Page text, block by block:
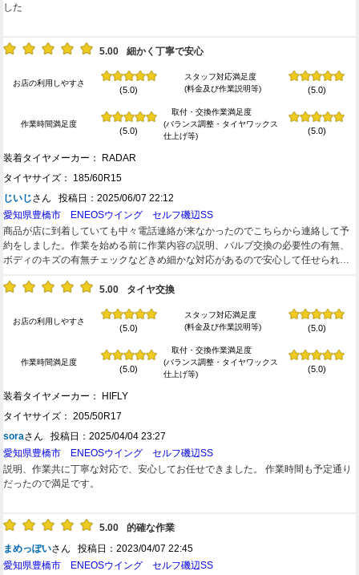
した
5.00 細かく丁寧で安心
お店の利用しやすさ
(5.0)
スタッフ対応満足度
(料金及び作業説明等)
(5.0)
作業時間満足度
(5.0)
取付・交換作業満足度
(バランス調整・タイヤワックス
仕上げ等)
(5.0)
装着タイヤメーカー： RADAR
タイヤサイズ： 185/60R15
じいじさん 投稿日：2025/06/07 22:12
愛知県豊橋市 ENEOSウイング セルフ磯辺SS
商品が店に到着していても中々電話連絡が来なかったのでこちらから連絡して予
約をしました。作業を始める前に作業内容の説明、バルブ交換の必要性の有無、
ボディのキズの有無チェックなどきめ細かな対応があるので安心して任せられま
のか、客の立会の下、全ナットをトルクレンチで再度締めて見せるというパフォ
記載の統一価格より安く、気分よく納得の上で支払いが出来ました。今回は外国
人の方が対応してくれましたが、頭が低く丁寧で気持ちが良かったです。次の時
5.00 タイヤ交換
お店の利用しやすさ
(5.0)
スタッフ対応満足度
(料金及び作業説明等)
(5.0)
作業時間満足度
(5.0)
取付・交換作業満足度
(バランス調整・タイヤワックス
仕上げ等)
(5.0)
装着タイヤメーカー： HIFLY
タイヤサイズ： 205/50R17
soraさん 投稿日：2025/04/04 23:27
愛知県豊橋市 ENEOSウイング セルフ磯辺SS
説明、作業共に丁寧な対応で、安心してお任せできました。 作業時間も予定通り
だったので満足です。
5.00
的確な作業
まめっぽいさん 投稿日：2023/04/07 22:45
愛知県豊橋市 ENEOSウイング セルフ磯辺SS